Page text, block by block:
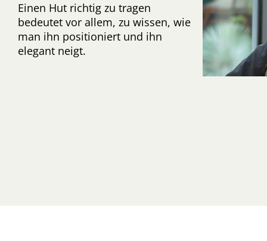
Einen Hut richtig zu tragen
bedeutet vor allem, zu wissen, wie
man ihn positioniert und ihn
elegant neigt.